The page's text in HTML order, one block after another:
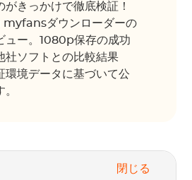
がきっかけで徹底検証！
ダウンローダーの
ュー。1080p保存の成功
社ソフトとの比較結果
環境データに基づいて公
閉じる